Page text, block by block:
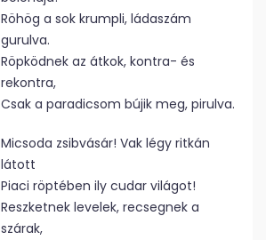
Röhög a sok krumpli, ládaszám
gurulva.
Röpködnek az átkok, kontra- és
rekontra,
Csak a paradicsom bújik meg, pirulva.
Micsoda zsibvásár! Vak légy ritkán
látott
Piaci röptében ily cudar világot!
Reszketnek levelek, recsegnek a
szárak,